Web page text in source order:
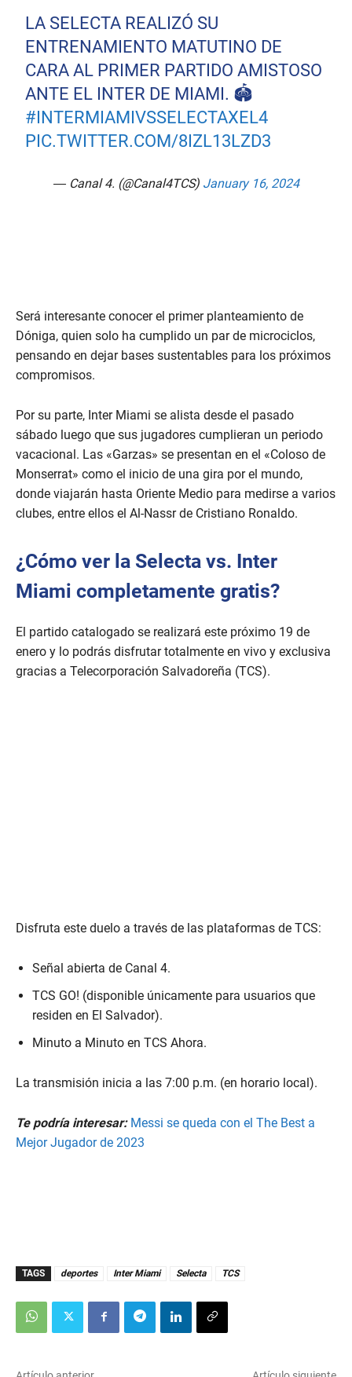
LA SELECTA REALIZÓ SU
ENTRENAMIENTO MATUTINO DE
CARA AL PRIMER PARTIDO AMISTOSO
ANTE EL INTER DE MIAMI. 🏟️
#INTERMIAMIVSSELECTAXEL4
PIC.TWITTER.COM/8IZL13LZD3
— Canal 4. (@Canal4TCS) January 16, 2024
Será interesante conocer el primer planteamiento de
Dóniga, quien solo ha cumplido un par de microciclos,
pensando en dejar bases sustentables para los próximos
compromisos.
Por su parte, Inter Miami se alista desde el pasado
sábado luego que sus jugadores cumplieran un periodo
vacacional. Las «Garzas» se presentan en el «Coloso de
Monserrat» como el inicio de una gira por el mundo,
donde viajarán hasta Oriente Medio para medirse a varios
clubes, entre ellos el Al-Nassr de Cristiano Ronaldo.
¿Cómo ver la Selecta vs. Inter
Miami completamente gratis?
El partido catalogado se realizará este próximo 19 de
enero y lo podrás disfrutar totalmente en vivo y exclusiva
gracias a Telecorporación Salvadoreña (TCS).
Disfruta este duelo a través de las plataformas de TCS:
Señal abierta de Canal 4.
TCS GO! (disponible únicamente para usuarios que
residen en El Salvador).
Minuto a Minuto en TCS Ahora.
La transmisión inicia a las 7:00 p.m. (en horario local).
Te podría interesar: Messi se queda con el The Best a
Mejor Jugador de 2023
TAGS deportes Inter Miami Selecta TCS